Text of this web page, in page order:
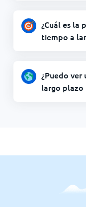
¿Cuál es la
tiempo a
¿Puedo
largo plazo